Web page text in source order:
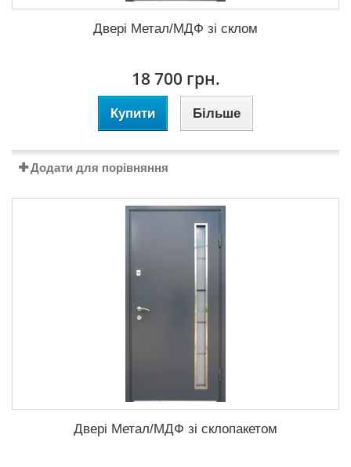
Двері Метал/МДФ зі склом
18 700 грн.
Купити Більше
Додати для порівняння
Двері Метал/МДФ зі склопакетом